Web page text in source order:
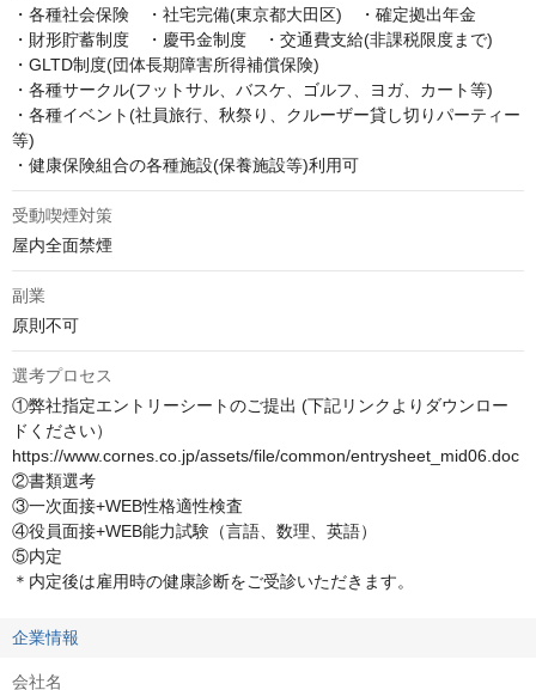
・各種社会保険　・社宅完備(東京都大田区)　・確定拠出年金
・財形貯蓄制度　・慶弔金制度　・交通費支給(非課税限度まで)
・GLTD制度(団体長期障害所得補償保険)
・各種サークル(フットサル、バスケ、ゴルフ、ヨガ、カート等)
・各種イベント(社員旅行、秋祭り、クルーザー貸し切りパーティー
等)
・健康保険組合の各種施設(保養施設等)利用可
受動喫煙対策
屋内全面禁煙
副業
原則不可
選考プロセス
①弊社指定エントリーシートのご提出 (下記リンクよりダウンロー
ドください）
https://www.cornes.co.jp/assets/file/common/entrysheet_mid06.doc
②書類選考
③一次面接+WEB性格適性検査
④役員面接+WEB能力試験（言語、数理、英語）
⑤内定
＊内定後は雇用時の健康診断をご受診いただきます。
企業情報
会社名